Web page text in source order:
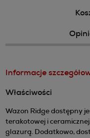
Informacje
Właściwości
Wazon Ridge dostępny
terakotowej i
glazurą. Dodatkowo,